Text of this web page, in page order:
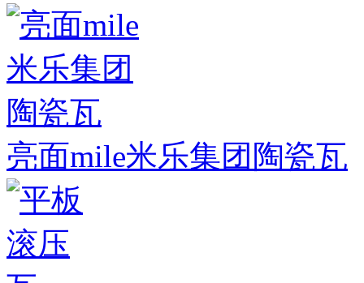
亮面mile米乐集团陶瓷瓦